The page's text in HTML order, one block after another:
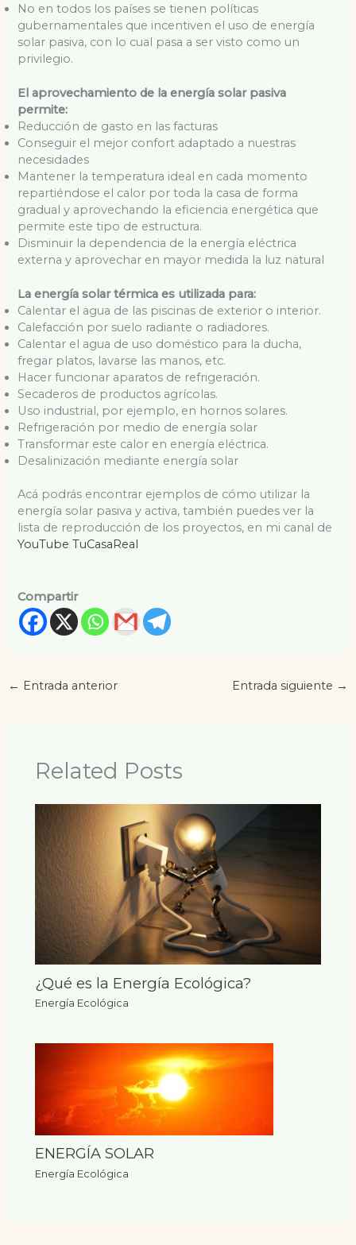
No en todos los países se tienen políticas
gubernamentales que incentiven el uso de energía
solar pasiva, con lo cual pasa a ser visto como un
privilegio.
El aprovechamiento de la energía solar pasiva
permite:
Reducción de gasto en las facturas
Conseguir el mejor confort adaptado a nuestras
necesidades
Mantener la temperatura ideal en cada momento
repartiéndose el calor por toda la casa de forma
gradual y aprovechando la eficiencia energética que
permite este tipo de estructura.
Disminuir la dependencia de la energía eléctrica
externa y aprovechar en mayor medida la luz natural
La energía solar térmica es utilizada para:
Calentar el agua de las piscinas de exterior o interior.
Calefacción por suelo radiante o radiadores.
Calentar el agua de uso doméstico para la ducha,
fregar platos, lavarse las manos, etc.
Hacer funcionar aparatos de refrigeración.
Secaderos de productos agrícolas.
Uso industrial, por ejemplo, en hornos solares.
Refrigeración por medio de energía solar
Transformar este calor en energía eléctrica.
Desalinización mediante energía solar
Acá podrás encontrar ejemplos de cómo utilizar la
energía solar pasiva y activa, también puedes ver la
lista de reproducción de los proyectos, en mi canal de
YouTube TuCasaReal
Compartir
← Entrada anterior Entrada siguiente →
Related Posts
¿Qué es la Energía Ecológica?
Energía Ecológica
ENERGÍA SOLAR
Energía Ecológica